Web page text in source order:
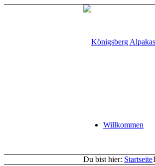
Willkommen
Du bist hier: Startseite1